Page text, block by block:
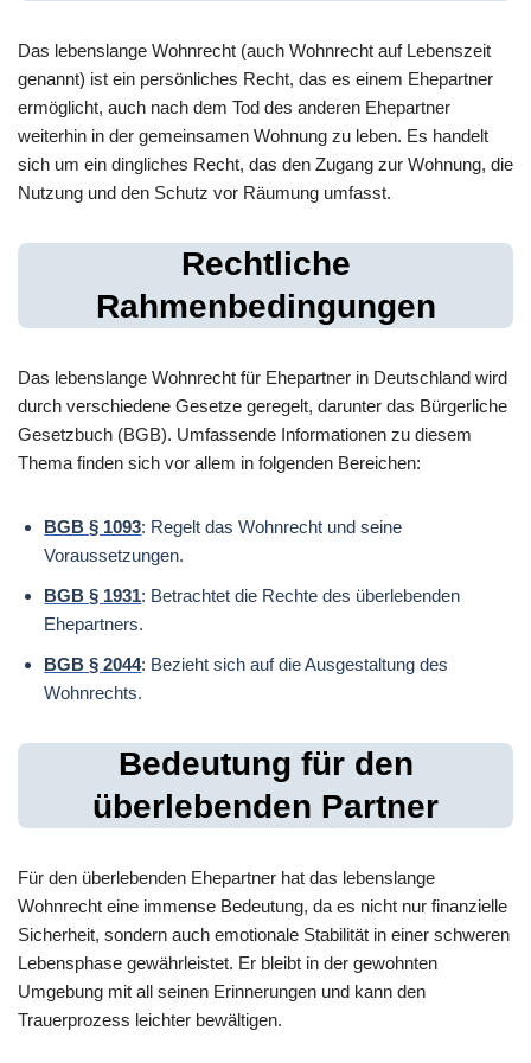
Das lebenslange Wohnrecht (auch Wohnrecht auf Lebenszeit
genannt) ist ein persönliches Recht, das es einem Ehepartner
ermöglicht, auch nach dem Tod des anderen Ehepartner
weiterhin in der gemeinsamen Wohnung zu leben. Es handelt
sich um ein dingliches Recht, das den Zugang zur Wohnung, die
Nutzung und den Schutz vor Räumung umfasst.
Rechtliche
Rahmenbedingungen
Das lebenslange Wohnrecht für Ehepartner in Deutschland wird
durch verschiedene Gesetze geregelt, darunter das Bürgerliche
Gesetzbuch (BGB). Umfassende Informationen zu diesem
Thema finden sich vor allem in folgenden Bereichen:
BGB § 1093: Regelt das Wohnrecht und seine
Voraussetzungen.
BGB § 1931: Betrachtet die Rechte des überlebenden
Ehepartners.
BGB § 2044: Bezieht sich auf die Ausgestaltung des
Wohnrechts.
Bedeutung für den
überlebenden Partner
Für den überlebenden Ehepartner hat das lebenslange
Wohnrecht eine immense Bedeutung, da es nicht nur finanzielle
Sicherheit, sondern auch emotionale Stabilität in einer schweren
Lebensphase gewährleistet. Er bleibt in der gewohnten
Umgebung mit all seinen Erinnerungen und kann den
Trauerprozess leichter bewältigen.